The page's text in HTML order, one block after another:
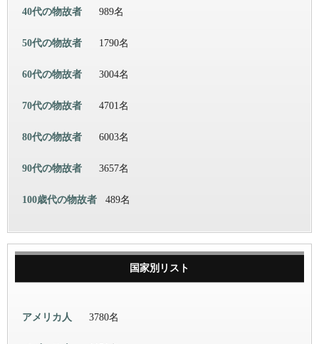
40代の物故者 989名
50代の物故者 1790名
60代の物故者 3004名
70代の物故者 4701名
80代の物故者 6003名
90代の物故者 3657名
100歳代の物故者 489名
国家別リスト
アメリカ人 3780名